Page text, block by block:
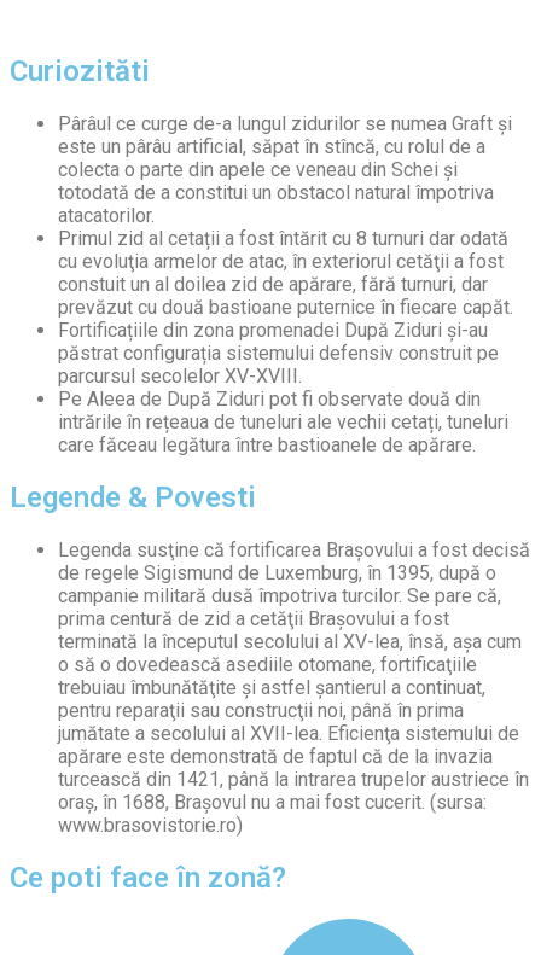
Curiozităti
Pârâul ce curge de-a lungul zidurilor se numea Graft și
este un pârâu artificial, săpat în stîncă, cu rolul de a
colecta o parte din apele ce veneau din Schei şi
totodată de a constitui un obstacol natural împotriva
atacatorilor.
Primul zid al cetații a fost întărit cu 8 turnuri dar odată
cu evoluţia armelor de atac, în exteriorul cetăţii a fost
constuit un al doilea zid de apărare, fără turnuri, dar
prevăzut cu două bastioane puternice în fiecare capăt.
Fortificațiile din zona promenadei După Ziduri și-au
păstrat configurația sistemului defensiv construit pe
parcursul secolelor XV-XVIII.
Pe Aleea de După Ziduri pot fi observate două din
intrările în rețeaua de tuneluri ale vechii cetați, tuneluri
care făceau legătura între bastioanele de apărare.
Legende & Povesti
Legenda susţine că fortificarea Braşovului a fost decisă
de regele Sigismund de Luxemburg, în 1395, după o
campanie militară dusă împotriva turcilor. Se pare că,
prima centură de zid a cetăţii Braşovului a fost
terminată la începutul secolului al XV-lea, însă, aşa cum
o să o dovedească asediile otomane, fortificaţiile
trebuiau îmbunătăţite şi astfel şantierul a continuat,
pentru reparaţii sau construcţii noi, până în prima
jumătate a secolului al XVII-lea. Eficienţa sistemului de
apărare este demonstrată de faptul că de la invazia
turcească din 1421, până la intrarea trupelor austriece în
oraş, în 1688, Braşovul nu a mai fost cucerit. (sursa:
www.brasovistorie.ro)
Ce poti face în zonă?